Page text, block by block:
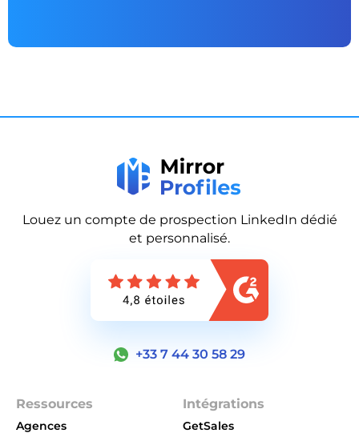
Louez un compte de prospection LinkedIn dédié
et personnalisé.
+33 7 44 30 58 29
Ressources
Agences
Intégrations
GetSales